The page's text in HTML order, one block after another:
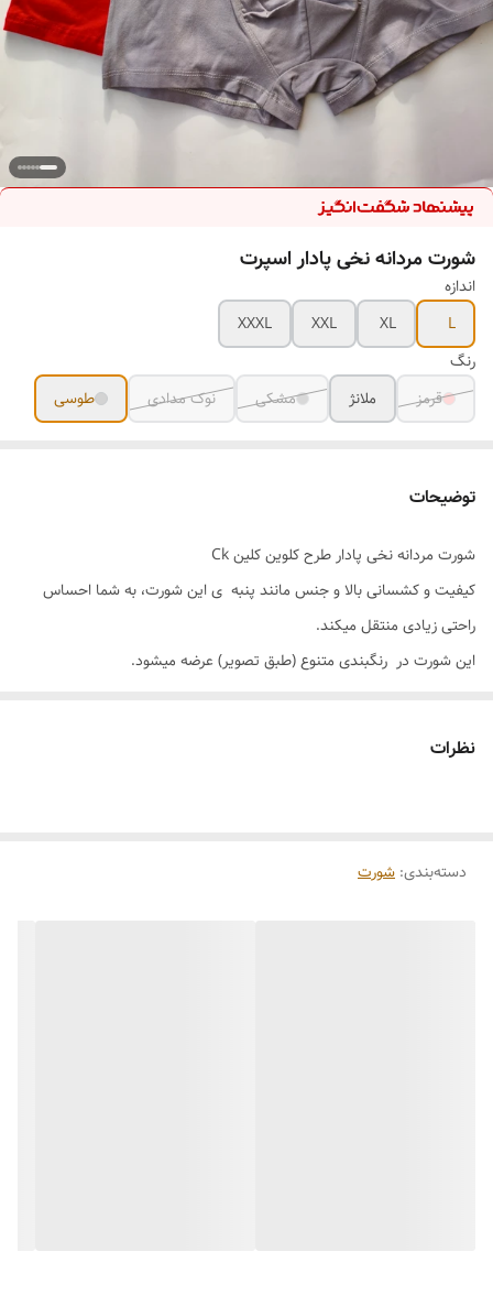
شورت مردانه نخی پادار اسپرت
اندازه
L
XL
XXL
XXXL
رنگ
قرمز
ملانژ مشکی نوک مدادی طوسی
توضیحات
شورت مردانه نخی پادار طرح کلوین کلین Ck
کیفیت و کشسانی بالا و جنس مانند پنبه ی این شورت، به شما احساس
راحتی زیادی منتقل میکند.
این شورت در رنگبندی متنوع (طبق تصویر) عرضه میشود.
نظرات
دسته‌بندی: شورت